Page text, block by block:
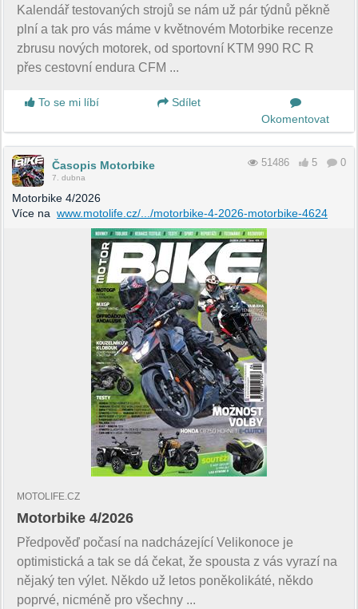
Kalendář testovaných strojů se nám už pár týdnů pěkně
plní a tak pro vás máme v květnovém Motorbike recenze
zbrusu nových motorek, od sportovní KTM 990 RC R
přes cestovní endura CFM ...
To se mi líbí
Sdílet
Okomentovat
Časopis Motorbike
7. dubna
51486 5 0
Motorbike 4/2026
Více na www.motolife.cz/.../motorbike-4-2026-motorbike-4624
MOTOLIFE.CZ
Motorbike 4/2026
Předpověď počasí na nadcházející Velikonoce je
optimistická a tak se dá čekat, že spousta z vás vyrazí na
nějaký ten výlet. Někdo už letos poněkolikáté, někdo
poprvé, nicméně pro všechny ...